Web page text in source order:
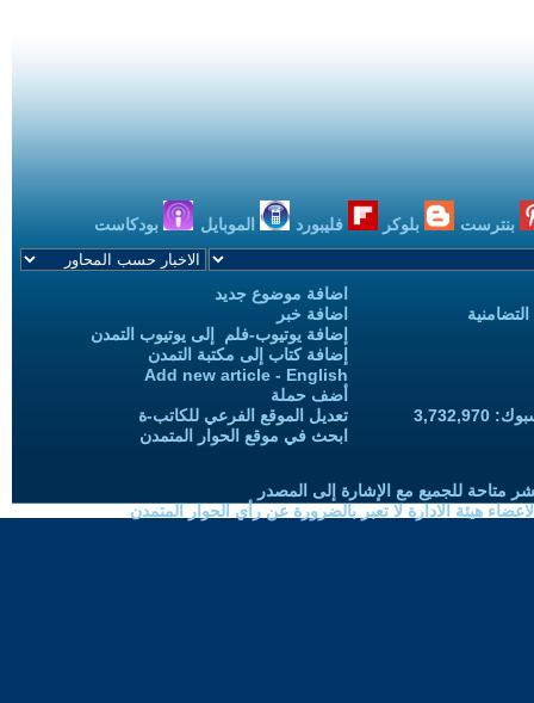
بنترست بلوكر فليبورد الموبايل بودكاست
اضافة موضوع جديد
اضافة خبر
إضافة يوتيوب-فلم إلى يوتيوب التمدن
إضافة كتاب إلى مكتبة التمدن
Add new article - English
أضف حملة
تعديل الموقع الفرعي للكاتب-ة
ابحث في موقع الحوار المتمدن
متاحة للجميع مع الإشارة إلى المصدر
هيئة الادارة لا تعبر بالضرورة عن رأي الحوار المتمدن